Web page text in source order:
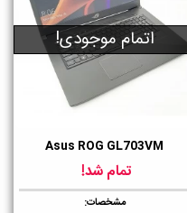
اتمام موجودی!
Asus ROG GL703VM
تمام شد!
مشخصات: